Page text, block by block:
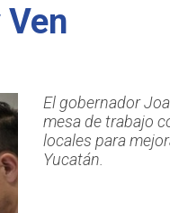
El gobernador
mesa de trabajo
locales para
Yucatán.